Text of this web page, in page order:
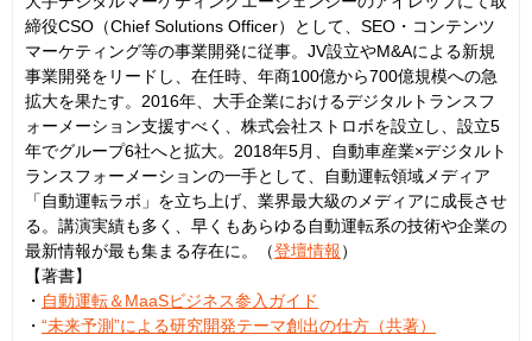
締役CSO（Chief Solutions Officer）として、SEO・コンテンツ
マーケティング等の事業開発に従事。JV設立やM&Aによる新規
事業開発をリードし、在任時、年商100億から700億規模への急
拡大を果たす。2016年、大手企業におけるデジタルトランスフ
ォーメーション支援すべく、株式会社ストロボを設立し、設立5
年でグループ6社へと拡大。2018年5月、自動車産業×デジタルト
ランスフォーメーションの一手として、自動運転領域メディア
「自動運転ラボ」を立ち上げ、業界最大級のメディアに成長させ
る。講演実績も多く、早くもあらゆる自動運転系の技術や企業の
最新情報が最も集まる存在に。（登壇情報）
【著書】
・ 自動運転＆MaaSビジネス参入ガイド
・ “未来予測”による研究開発テーマ創出の仕方（共著）